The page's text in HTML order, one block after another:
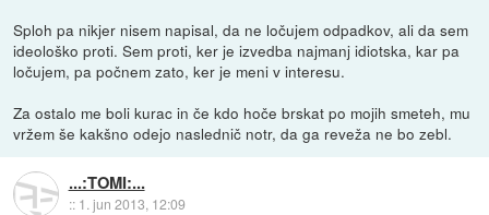
Sploh pa nikjer nisem napisal, da ne ločujem odpadkov, ali da sem
ideološko proti. Sem proti, ker je izvedba najmanj idiotska, kar pa
ločujem, pa počnem zato, ker je meni v interesu.
Za ostalo me boli kurac in če kdo hoče brskat po mojih smeteh, mu
vržem še kakšno odejo naslednič notr, da ga reveža ne bo zebl.
...:TOMI:...
:: 1. jun 2013, 12:09